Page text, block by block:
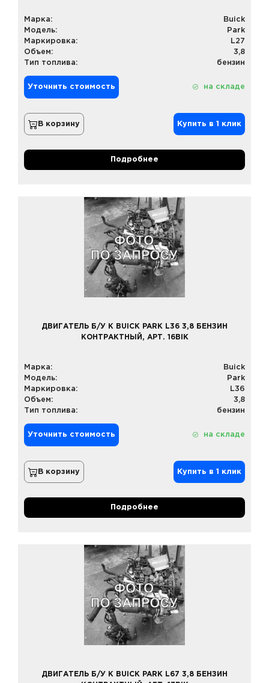
Марка:
Buick
Модель:
Park
Маркировка:
L27
Объем:
3,8
Тип топлива:
бензин
Уточнить стоимость на складе
В корзину Купить в 1 клик
Подробнее
ДВИГАТЕЛЬ Б/У К BUICK PARK L36 3,8 БЕНЗИН
КОНТРАКТНЫЙ, АРТ. 16BIK
Марка:
Buick
Модель:
Park
Маркировка:
L36
Объем:
3,8
Тип топлива:
бензин
Уточнить стоимость на складе
В корзину Купить в 1 клик
Подробнее
ДВИГАТЕЛЬ Б/У К BUICK PARK L67 3,8 БЕНЗИН